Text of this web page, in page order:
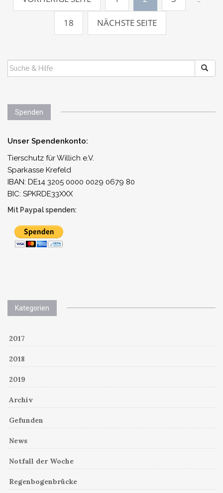
18 NÄCHSTE SEITE
SUCHEN
NACH:
Spenden
Unser Spendenkonto:
Tierschutz für Willich e.V.
Sparkasse Krefeld
IBAN: DE14 3205 0000 0029 0679 80
BIC: SPKRDE33XXX
Mit Paypal spenden:
Kategorien
2017
2018
2019
Archiv
Gefunden
News
Notfall der Woche
Regenbogenbrücke